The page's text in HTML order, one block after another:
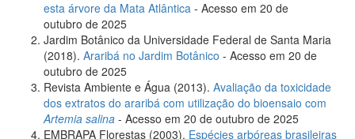
esta árvore da Mata Atlântica - Acesso em 20 de
outubro de 2025
Jardim Botânico da Universidade Federal de Santa Maria
(2018). Araribá no Jardim Botânico - Acesso em 20 de
outubro de 2025
Revista Ambiente e Água (2013). Avaliação da toxicidade
dos extratos do araribá com utilização do bioensaio com
Artemia salina - Acesso em 20 de outubro de 2025
EMBRAPA Florestas (2003). Espécies arbóreas brasileiras